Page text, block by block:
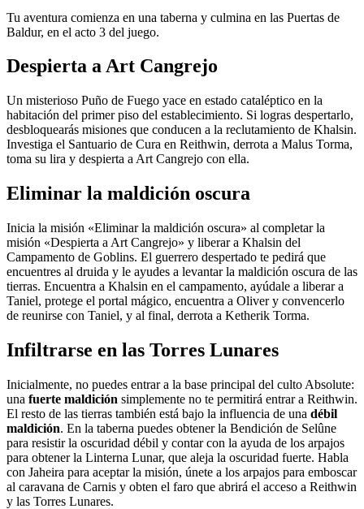
Tu aventura comienza en una taberna y culmina en las Puertas de
Baldur, en el acto 3 del juego.
Despierta a Art Cangrejo
Un misterioso Puño de Fuego yace en estado cataléptico en la
habitación del primer piso del establecimiento. Si logras despertarlo,
desbloquearás misiones que conducen a la reclutamiento de Khalsin.
Investiga el Santuario de Cura en Reithwin, derrota a Malus Torma,
toma su lira y despierta a Art Cangrejo con ella.
Eliminar la maldición oscura
Inicia la misión «Eliminar la maldición oscura» al completar la
misión «Despierta a Art Cangrejo» y liberar a Khalsin del
Campamento de Goblins. El guerrero despertado te pedirá que
encuentres al druida y le ayudes a levantar la maldición oscura de las
tierras. Encuentra a Khalsin en el campamento, ayúdale a liberar a
Taniel, protege el portal mágico, encuentra a Oliver y convencerlo
de reunirse con Taniel, y al final, derrota a Ketherik Torma.
Infiltrarse en las Torres Lunares
Inicialmente, no puedes entrar a la base principal del culto Absolute:
una fuerte maldición simplemente no te permitirá entrar a Reithwin.
El resto de las tierras también está bajo la influencia de una débil
maldición. En la taberna puedes obtener la Bendición de Selûne
para resistir la oscuridad débil y contar con la ayuda de los arpajos
para obtener la Linterna Lunar, que aleja la oscuridad fuerte. Habla
con Jaheira para aceptar la misión, únete a los arpajos para emboscar
al caravana de Carnis y obten el faro que abrirá el acceso a Reithwin
y las Torres Lunares.